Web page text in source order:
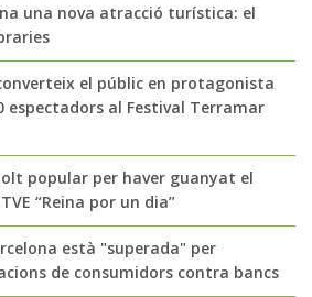
una nova atracció turística: el
el públic en protagonista
espectadors al Festival Terramar
popular per haver guanyat el
“Reina por un dia”
està "superada" per
de consumidors contra bancs